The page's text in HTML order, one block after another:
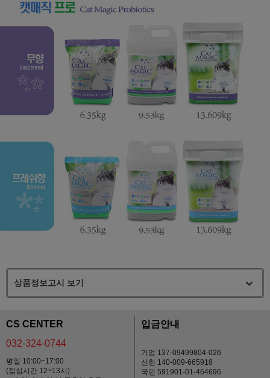
상품정보고시 보기
CS CENTER
032-324-0744
평일 10:00~17:00
(점심시간 12~13시)
입금안내
기업 137-09499804-026
신한 140-009-665918
국민 591901-01-464696